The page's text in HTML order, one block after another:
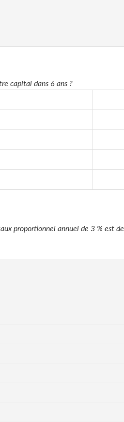
capital dans 6 ans ?
proportionnel annuel de 3 % est de